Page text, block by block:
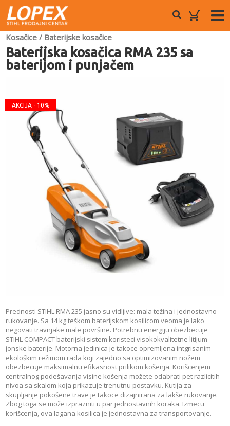
Kosačice / Baterijske kosačice
Baterijska kosačica RMA 235 sa
baterijom i punjačem
AKCIJA - 10%
Prednosti STIHL RMA 235 jasno su vidljive: mala težina i jednostavno
rukovanje. Sa 14 kg teškom baterijskom kosilicom veoma je lako
negovati travnjake male površine. Potrebnu energiju obezbecuje
STIHL COMPACT baterijski sistem koristeci visokokvalitetne litijum-
jonske baterije. Motorna jedinica je takoce opremljena intgrisanim
ekološkim režimom rada koji zajedno sa optimizovanim nožem
obezbecuje maksimalnu efikasnost prilikom košenja. Korišcenjem
centralnog podešavanja visine košenja možete odabrati pet razlicitih
nivoa sa skalom koja prikazuje trenutnu postavku. Kutija za
skupljanje pokošene trave je takoce dizajnirana za lakše rukovanje.
Zbog toga se može izprazniti u par jednostavnih koraka. Izmecu
korišcenja, ova lagana kosilica je jednostavna za transportovanje.